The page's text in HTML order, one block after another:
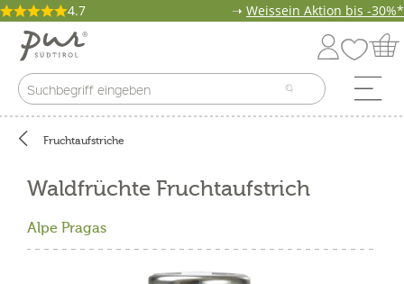
4.7 ➝ Weissein Aktion bis -30%*
Fruchtaufstriche
Waldfrüchte Fruchtaufstrich
Alpe Pragas